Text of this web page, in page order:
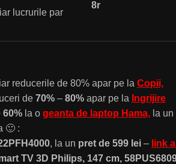
lucrurile par
reducerile de 80% apar pe la Copii,
de 70% – 80% apar pe la Ingrijire
60% la o geanta de laptop Hama, la un
🙂 :
, la un pret de 599 lei – link
TV 3D Philips, 147 cm,